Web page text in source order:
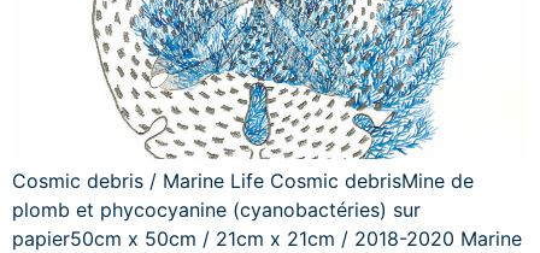
Cosmic debris / Marine Life Cosmic debrisMine de
plomb et phycocyanine (cyanobactéries) sur
papier50cm x 50cm / 21cm x 21cm / 2018-2020 Marine